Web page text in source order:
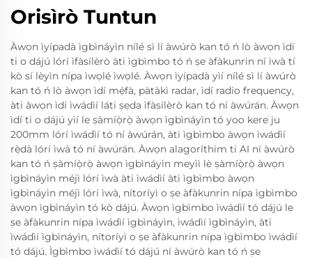
Orisìrò Tuntun
Àwọn ìyípadà ìgbìnáyìn nílé sì lí àwúrò kan tó ń lò àwọn ìdí
ti o dájú lórí ìfàsílèrò àti ìgbìmbo tó ń ṣe àfàkunrin ní ìwà tí
kò sí lèyìn nípa ìwọlé ìwọlé. Àwọn ìyípadà yìí nílé sì lí àwúrò
kan tó ń lò àwọn ìdí mẹ́fà, pàtàkì radar, ìdí radio frequency,
àti àwọn ìdí ìwádìí láti ṣẹda ìfàsílèrò kan tó ní àwúrán. Àwọn
ìdí ti o dájú yìí le ṣàmíọ̀rọ̀ àwọn ìgbìnáyìn tó yoo kere ju
200mm lórí ìwádìí tó ní àwúrán, àti ìgbìmbo àwọn ìwádìí
rẹ̀dà lórí ìwà tó ní àwúrán. Àwọn alagoríthim ti AI ní àwúrò
kan tó ń ṣàmíọ̀rọ̀ àwọn ìgbìnáyìn meyìì lè ṣàmíọ̀rọ̀ àwọn
ìgbìnáyìn méjì lórí ìwà àti ìwádìí àti ìgbìmbo àwọn
ìgbìnáyìn méjì lórí ìwà, nítoríyì o ṣe àfàkunrin nípa ìgbìmbo
àwọn ìgbìnáyìn tó kò dájú. Àwọn ìgbìmbo ìwádìí tó dájú le
ṣe àfàkunrin nípa ìwádìí ìgbìnáyìn, ìwádìí ìgbìnáyìn, àti
ìwádìí ìgbìnáyìn, nítoríyì o ṣe àfàkunrin nípa ìgbìmbo ìwádìí
tó dájú. Ìgbìmbo ìwádìí tó dájú ní àwúrò kan tó ń ṣe